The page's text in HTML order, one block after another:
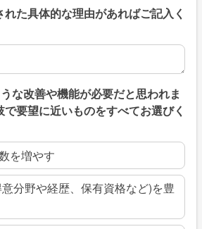
た具体的な理由があればご記入く
た具体的な理由があればご記入くだ
な改善や機能が必要だと思われま
要望に近いものをすべてお選びく
を増やす
分野や経歴、保有資格など)を豊